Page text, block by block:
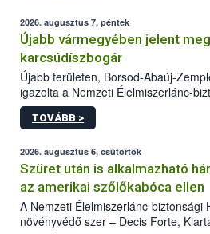
2026. augusztus 7, péntek
Újabb vármegyében jelent
karcsúdíszbogár
Újabb területen, Borsod-Abaúj-
igazolta a Nemzeti Élelmiszerlánc-
kőrisrontó karcsúdíszbogár (Agrilus
kártevőt nem csak színcsapdában
az intenzív felderítést, emellett az
hatósággal is összehangolják a
TOVÁBB >
2026. augusztus 6, csütörtök
Szüret után is alkalmazható
az amerikai szőlőkabóca ellen
A Nemzeti Élelmiszerlánc-biztonsági
növényvédő szer – Decis Forte,